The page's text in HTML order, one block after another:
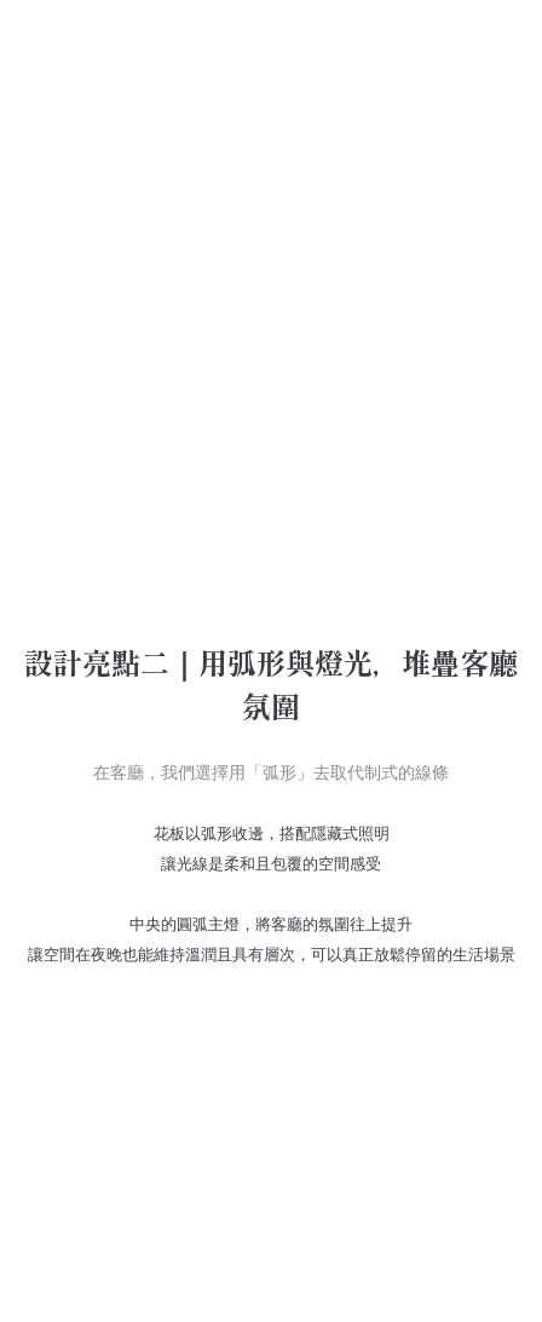
設計亮點二｜用弧形與燈光，堆疊客廳
氛圍
在客廳，我們選擇用「弧形」去取代制式的線條
花板以弧形收邊，搭配隱藏式照明
讓光線是柔和且包覆的空間感受
中央的圓弧主燈，將客廳的氛圍往上提升
讓空間在夜晚也能維持溫潤且具有層次，可以真正放鬆停留的生活場景